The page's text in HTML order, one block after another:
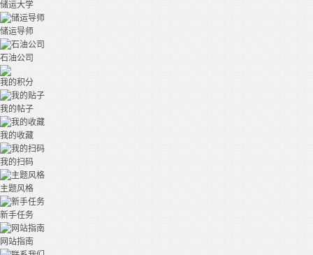
储运大学
储运导师
石油公司
我的积分
我的帖子
我的收藏
我的扫码
主题风格
新手任务
网站指南